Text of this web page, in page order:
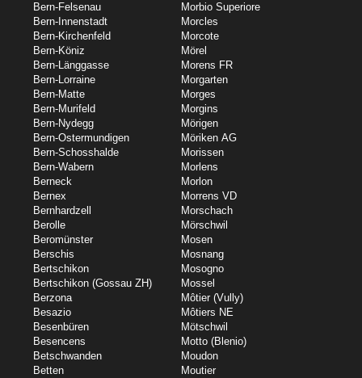
Bern-Felsenau
Bern-Innenstadt
Bern-Kirchenfeld
Bern-Köniz
Bern-Länggasse
Bern-Lorraine
Bern-Matte
Bern-Murifeld
Bern-Nydegg
Bern-Ostermundigen
Bern-Schosshalde
Bern-Wabern
Berneck
Bernex
Bernhardzell
Berolle
Beromünster
Berschis
Bertschikon
Bertschikon (Gossau ZH)
Berzona
Besazio
Besenbüren
Besencens
Betschwanden
Betten
Morbio Superiore
Morcles
Morcote
Mörel
Morens FR
Morgarten
Morges
Morgins
Mörigen
Möriken AG
Morissen
Morlens
Morlon
Morrens VD
Morschach
Mörschwil
Mosen
Mosnang
Mosogno
Mossel
Môtier (Vully)
Môtiers NE
Mötschwil
Motto (Blenio)
Moudon
Moutier